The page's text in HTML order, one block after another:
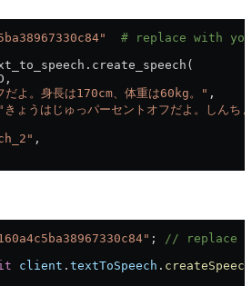
# replace with
だよ。身長は170cm、体重は60kg。" ,
"きょうはじゅっパーセントオフだよ。しんち
,
;
// replace
client . textToSpeech . createSpeech